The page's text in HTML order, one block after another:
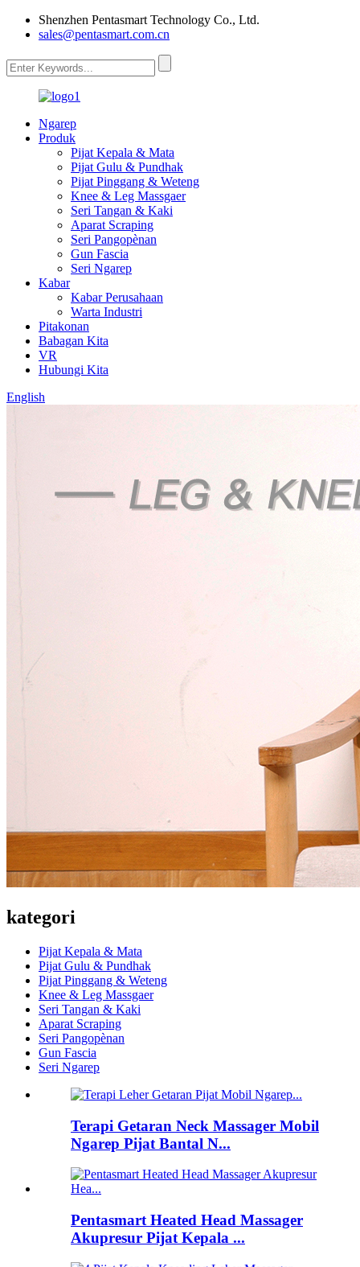
Shenzhen Pentasmart Technology Co., Ltd.
sales@pentasmart.com.cn
Ngarep
Produk
Pijat Kepala & Mata
Pijat Gulu & Pundhak
Pijat Pinggang & Weteng
Knee & Leg Massgaer
Seri Tangan & Kaki
Aparat Scraping
Seri Pangopènan
Gun Fascia
Seri Ngarep
Kabar
Kabar Perusahaan
Warta Industri
Pitakonan
Babagan Kita
VR
Hubungi Kita
English
kategori
Pijat Kepala & Mata
Pijat Gulu & Pundhak
Pijat Pinggang & Weteng
Knee & Leg Massgaer
Seri Tangan & Kaki
Aparat Scraping
Seri Pangopènan
Gun Fascia
Seri Ngarep
Terapi Getaran Neck Massager Mobil
Ngarep Pijat Bantal N...
Pentasmart Heated Head Massager
Akupresur Pijat Kepala ...